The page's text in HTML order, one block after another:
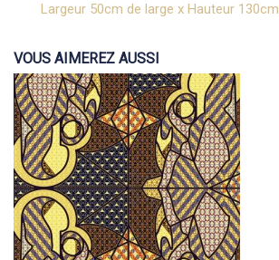
Largeur 50cm de large x Hauteur 130cm
VOUS AIMEREZ AUSSI